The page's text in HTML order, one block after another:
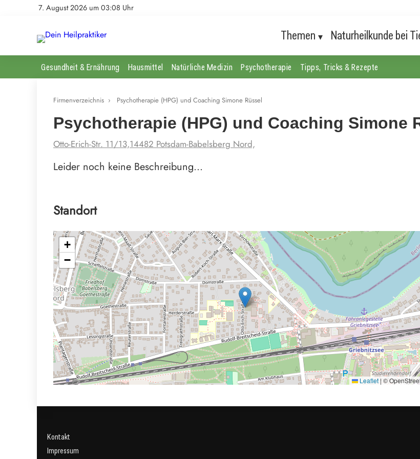
7. August 2026 um 03:08 Uhr
Themen Naturheilkunde bei
Gesundheit & Ernährung Hausmittel Natürliche Medizin Psychotherapie Tipps, Tricks & Rezepte
Firmenverzeichnis › Psychotherapie (HPG) und Coaching Simone Rüssel
Psychotherapie (HPG) und Coaching Simone
Otto-Erich-Str. 11/13,14482 Potsdam-Babelsberg Nord,
Leider noch keine Beschreibung…
Standort
+
−
Leaflet|©
Kontakt
Impressum